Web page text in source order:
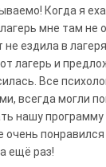
Когда я
мне там не
не ездила в
лагерь и
Все
всегда могли
нашу
понравился
ещё раз!